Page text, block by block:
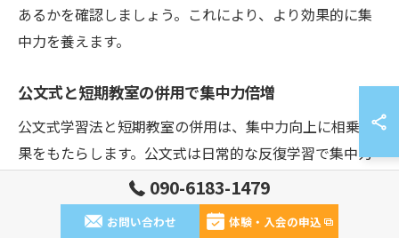
あるかを確認しましょう。これにより、より効果的に集
中力を養えます。
公文式と短期教室の併用で集中力倍増
公文式学習法と短期教室の併用は、集中力向上に相乗効
果をもたらします。公文式は日常的な反復学習で集中力
を養い、短期教室では新しい体験や環境変化が刺激とな
ります。例えば、普段は自宅や教室で公文式に取り組み
つつ、夏休みには短期教室で課題解決型の学習を行うこ
090-6183-1479
お問い合わせ 体験・入会の申込